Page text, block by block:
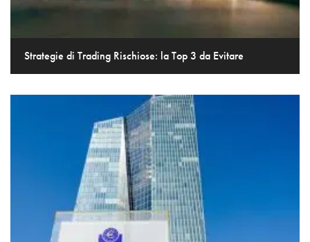
Strategie di Trading Rischiose: la Top 3 da Evitare